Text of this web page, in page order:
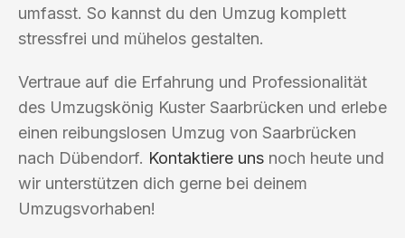
umfasst. So kannst du den Umzug komplett
stressfrei und mühelos gestalten.
Vertraue auf die Erfahrung und Professionalität
des Umzugskönig Kuster Saarbrücken und erlebe
einen reibungslosen Umzug von Saarbrücken
nach Dübendorf. Kontaktiere uns noch heute und
wir unterstützen dich gerne bei deinem
Umzugsvorhaben!